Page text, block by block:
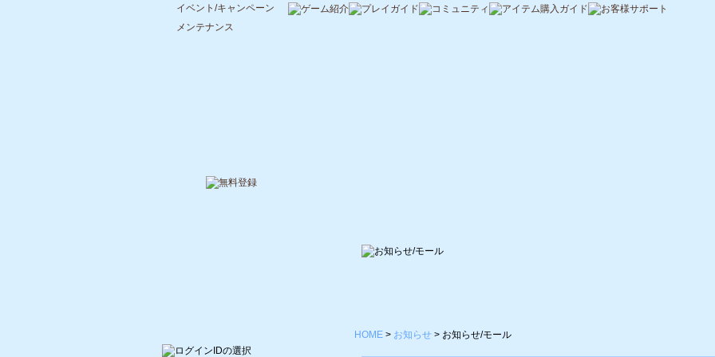
イベント/キャンペーン
メンテナンス
HOME > お知らせ > お知らせ/モール